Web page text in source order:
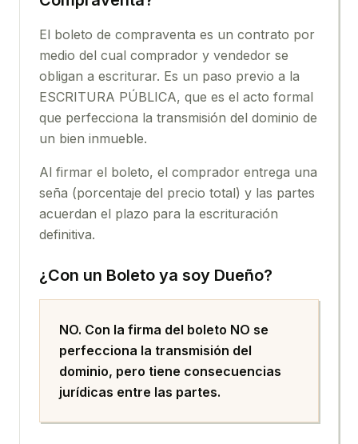
El boleto de compraventa es un contrato por
medio del cual comprador y vendedor se
obligan a escriturar. Es un paso previo a la
ESCRITURA PÚBLICA, que es el acto formal
que perfecciona la transmisión del dominio de
un bien inmueble.
Al firmar el boleto, el comprador entrega una
seña (porcentaje del precio total) y las partes
acuerdan el plazo para la escrituración
definitiva.
¿Con un Boleto ya soy Dueño?
NO. Con la firma del boleto NO se
perfecciona la transmisión del
dominio, pero tiene consecuencias
jurídicas entre las partes.